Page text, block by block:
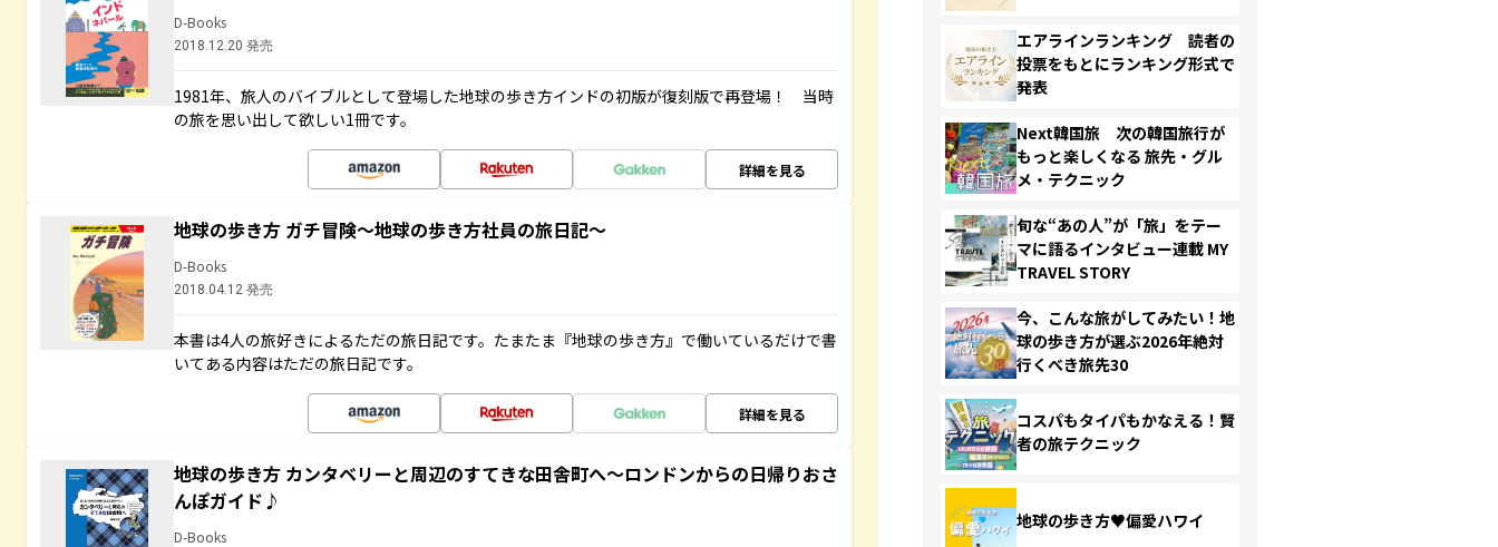
D-Books
2018.12.20 発売
1981年、旅人のバイブルとして登場した地球の歩き方インドの初版が復刻版で再登場！ 当時
の旅を思い出して欲しい1冊です。
詳細を見る
地球の歩き方 ガチ冒険～地球の歩き方社員の旅日記～
D-Books
2018.04.12 発売
本書は4人の旅好きによるただの旅日記です。たまたま『地球の歩き方』で働いているだけで書
いてある内容はただの旅日記です。
詳細を見る
地球の歩き方 カンタベリーと周辺のすてきな田舎町へ～ロンドンからの日帰りおさ
んぽガイド♪
D-Books
エアラインランキング 読者の
投票をもとにランキング形式で
発表
Next韓国旅 次の韓国旅行が
もっと楽しくなる 旅先・グル
メ・テクニック
旬な“あの人”が「旅」をテー
マに語るインタビュー連載 MY
TRAVEL STORY
今、こんな旅がしてみたい！地
球の歩き方が選ぶ2026年絶対
行くべき旅先30
コスパもタイパもかなえる！賢
者の旅テクニック
地球の歩き方♥偏愛ハワイ